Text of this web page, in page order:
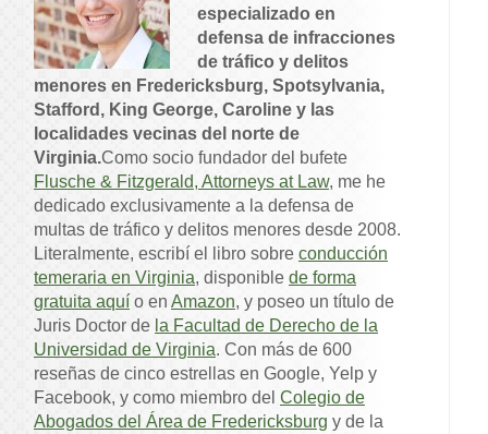
especializado en
defensa de infracciones
de tráfico y delitos
menores en Fredericksburg, Spotsylvania,
Stafford, King George, Caroline y las
localidades vecinas del norte de
Virginia.Como socio fundador del bufete
Flusche & Fitzgerald, Attorneys at Law, me he
dedicado exclusivamente a la defensa de
multas de tráfico y delitos menores desde 2008.
Literalmente, escribí el libro sobre conducción
temeraria en Virginia, disponible de forma
gratuita aquí o en Amazon, y poseo un título de
Juris Doctor de la Facultad de Derecho de la
Universidad de Virginia. Con más de 600
reseñas de cinco estrellas en Google, Yelp y
Facebook, y como miembro del Colegio de
Abogados del Área de Fredericksburg y de la